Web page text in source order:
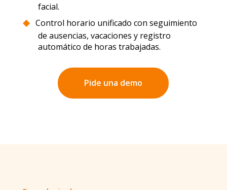
facial.
Control horario unificado con seguimiento
de ausencias, vacaciones y registro
automático de horas trabajadas.
Pide una demo